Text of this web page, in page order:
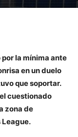
la mínima ante
en un duelo
que soportar.
cuestionado
zona de